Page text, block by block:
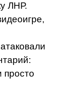
ЛНР.
просто